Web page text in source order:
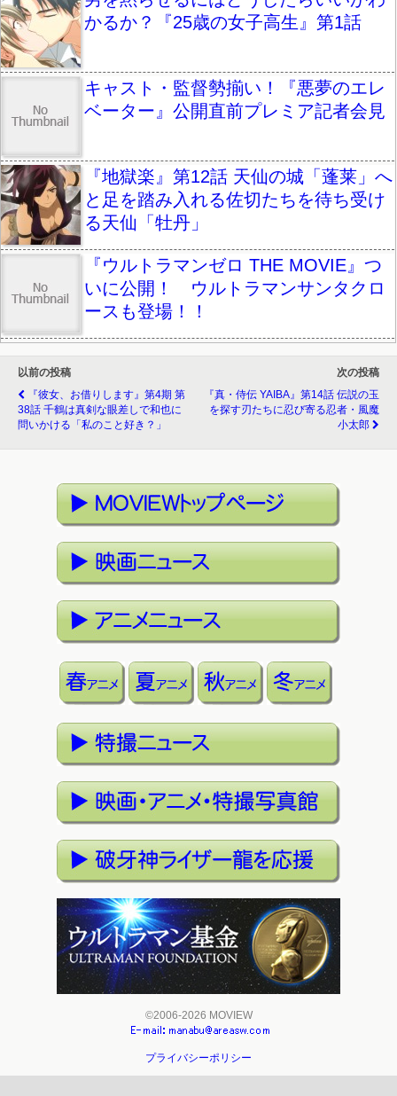
かるか？『25歳の女子高生』第1話
キャスト・監督勢揃い！『悪夢のエレ
ベーター』公開直前プレミア記者会見
『地獄楽』第12話 天仙の城「蓬莱」へ
と足を踏み入れる佐切たちを待ち受け
る天仙「牡丹」
『ウルトラマンゼロ THE MOVIE』つ
いに公開！ ウルトラマンサンタクロ
ースも登場！！
以前の投稿
『彼女、お借りします』第4期 第
38話 千鶴は真剣な眼差しで和也に
問いかける「私のこと好き？」
次の投稿
『真・侍伝 YAIBA』第14話 伝説の玉
を探す刃たちに忍び寄る忍者・風魔
小太郎
©2006-2026 MOVIEW
プライバシーポリシー